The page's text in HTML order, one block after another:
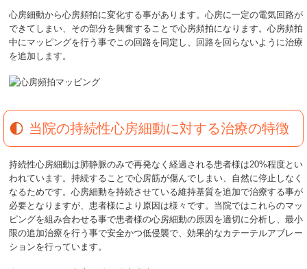
心房細動から心房頻拍に変化する事があります。心房に一定の電気回路が
できてしまい、その部分を興奮することで心房頻拍になります。心房頻拍
中にマッピングを行う事でこの回路を同定し、回路を回らないように治療
を追加します。
当院の持続性心房細動に対する治療の特徴
持続性心房細動は肺静脈のみで再発なく経過される患者様は20%程度とい
われています。持続することで心房筋が傷んでしまい、自然に停止しなく
なるためです。心房細動を持続させている維持基質を追加で治療する事が
必要となりますが、患者様により原因は様々です。当院ではこれらのマッ
ピングを組み合わせる事で患者様の心房細動の原因を適切に分析し、最小
限の追加治療を行う事で安全かつ低侵襲で、効果的なカテーテルアブレー
ションを行っています。